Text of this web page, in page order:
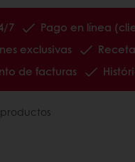
7
Pago en línea
exclusivas
de facturas